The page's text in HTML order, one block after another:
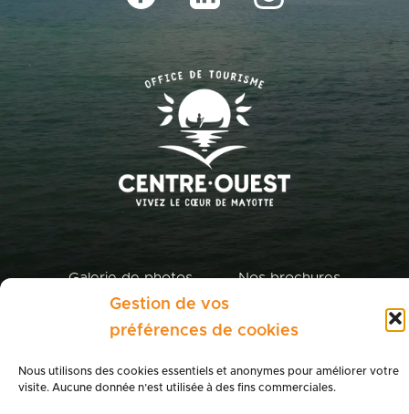
Gestion de vos
préférences de cookies
Nous utilisons des cookies essentiels et anonymes pour améliorer votre
visite. Aucune donnée n’est utilisée à des fins commerciales.
Galerie de photos
Nos brochures
Boutique du terroir
WEBSITE :KANNEL.IO— ©
Mentions légales